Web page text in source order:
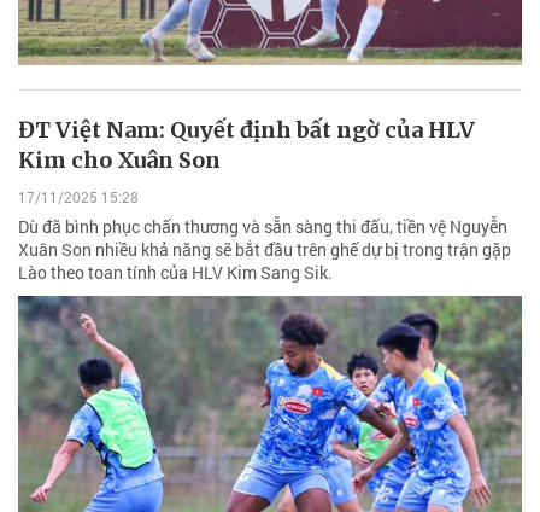
ĐT Việt Nam: Quyết định bất ngờ của HLV
Kim cho Xuân Son
17/11/2025 15:28
Dù đã bình phục chấn thương và sẵn sàng thi đấu, tiền vệ Nguyễn
Xuân Son nhiều khả năng sẽ bắt đầu trên ghế dự bị trong trận gặp
Lào theo toan tính của HLV Kim Sang Sik.